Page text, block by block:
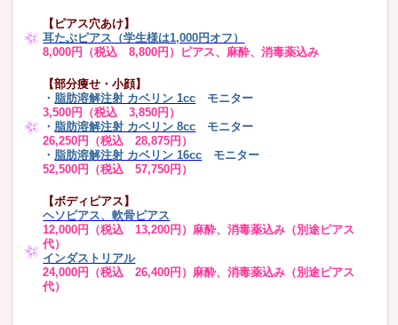
【ピアス穴あけ】
耳たぶピアス（学生様は1,000円オフ）
8,000円（税込 8,800円）ピアス、麻酔、消毒薬込み
【部分痩せ・小顔】
・ 脂肪溶解注射 カベリン 1cc モニター
3,500円（税込 3,850円）
・ 脂肪溶解注射 カベリン 8cc モニター
26,250円（税込 28,875円）
・ 脂肪溶解注射 カベリン 16cc
モニター
52,500円（税込 57,750円）
【ボディピアス】
ヘソピアス、軟骨ピアス
12,000円（税込 13,200円）麻酔、消毒薬込み（別途ピアス
代）
インダストリアル
24,000円（税込 26,400円）麻酔、消毒薬込み（別途ピアス
代）